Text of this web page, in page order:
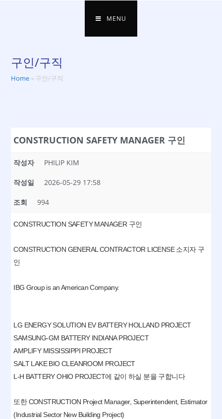
MENU
구인/구직
Home » 구인/구직
CONSTRUCTION SAFETY MANAGER 구인
작성자 PHILIP KIM
작성일 2026-05-29 17:58
조회 994
CONSTRUCTION SAFETY MANAGER 구인
CONSTRUCTION GENERAL CONTRACTOR LICENSE 소지자 구
인
IBG Group is an American Company.
LG ENERGY SOLUTION EV BATTERY HOLLAND PROJECT
SAMSUNG-GM BATTERY INDIANA PROJECT
AMPLIFY MISSISSIPPI PROJECT
SALT LAKE BIO CLEANROOM PROJECT
L-H BATTERY OHIO PROJECT에 같이 하실 분을 구합니다
또한 CONSTRUCTION Project Manager, Superintendent, Estimator
(Industrial Sector New Building Project)